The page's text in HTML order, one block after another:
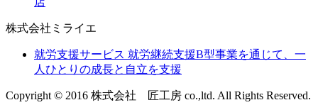
株式会社ミライエ
就労支援サービス 就労継続支援B型事業を通じて、一
人ひとりの成長と自立を支援
Copyright © 2016 株式会社 匠工房 co.,ltd. All Rights Reserved.